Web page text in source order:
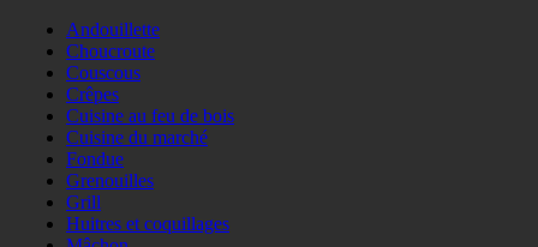
Andouillette
Choucroute
Couscous
Crêpes
Cuisine au feu de bois
Cuisine du marché
Fondue
Grenouilles
Grill
Huitres et coquillages